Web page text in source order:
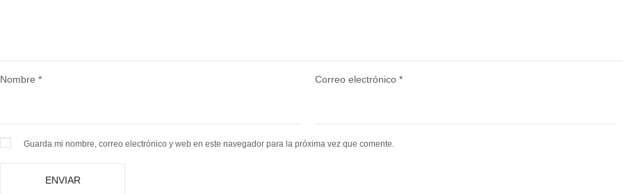
Nombre * Correo electrónico *
Guarda mi nombre, correo electrónico y web en este navegador para la próxima vez que comente.